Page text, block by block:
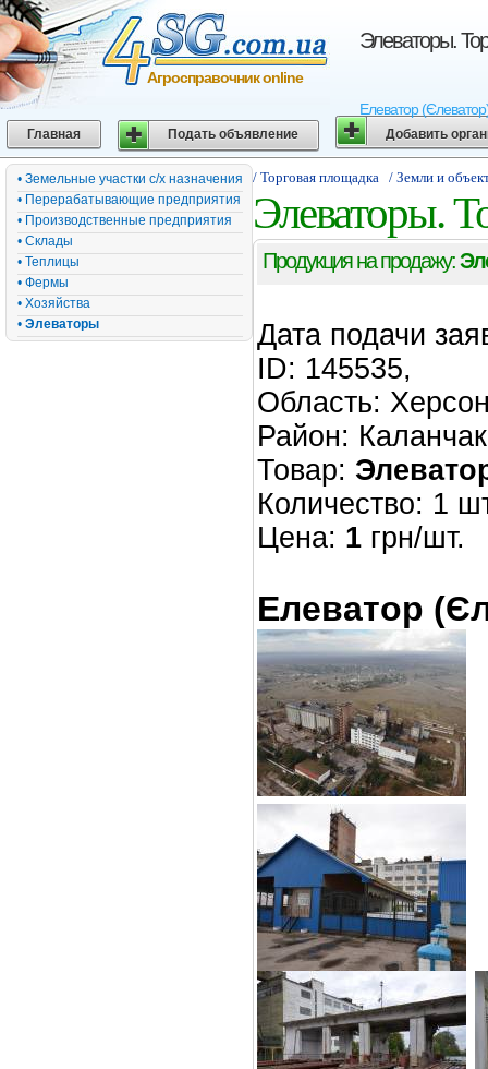
Элеваторы.
Елеватор
Агросправочник online
Главная Подать объявление Добавить
• Земельные участки с/х назначения
• Перерабатывающие предприятия
• Производственные предприятия
• Склады
• Теплицы
• Фермы
• Хозяйства
• Элеваторы
/ Торговая площадка / Земли и
Элеваторы.
Продукция на продажу:
Дата подачи
ID: 145535,
Область:
Район:
Товар:
Количество: 1
Цена: 1 грн/шт.
Елеватор